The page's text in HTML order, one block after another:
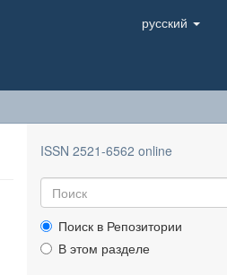
русский
ISSN 2521-6562 online
Поиск в Репозитории
В этом разделе